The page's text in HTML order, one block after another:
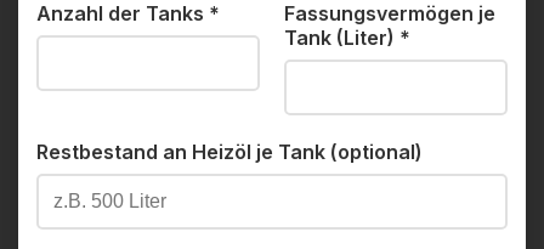
Anzahl der Tanks *
Fassungsvermögen je
Tank (Liter) *
Restbestand an Heizöl je Tank (optional)